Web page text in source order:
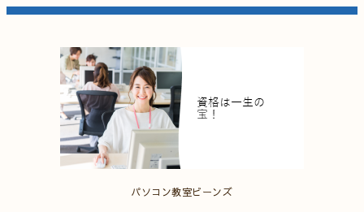
パソコン教室ビーンズ